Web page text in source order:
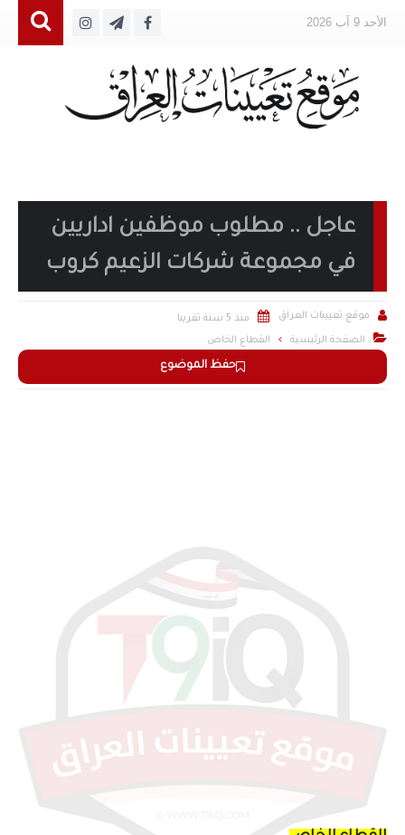
الأحد 9 آب 2026
عاجل .. مطلوب موظفين اداريين
في مجموعة شركات الزعيم كروب
حفظ الموضوع
 موقع تعيينات العراق  منذ 5 سنة تقريبا
 الصفحة الرئيسية القطاع الخاص